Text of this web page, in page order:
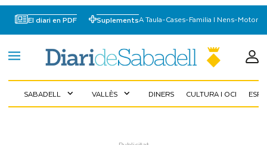
El diari en PDF SuplementsA Taula-Cases-Familia I Nens-Motor
SABADELL expand_more VALLÈS expand_more DINERS CULTURA I OCI